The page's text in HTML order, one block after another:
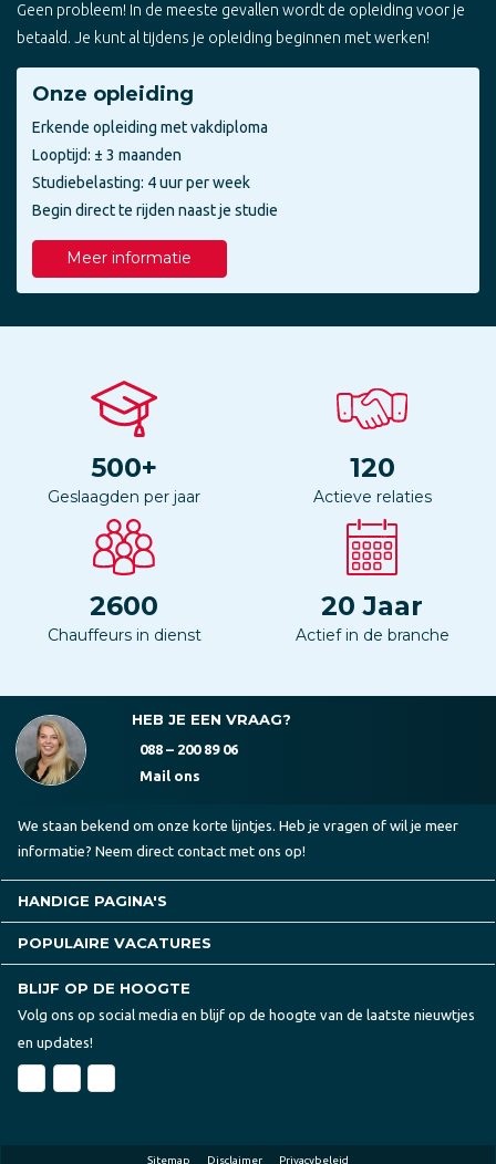
Geen probleem! In de meeste gevallen wordt de opleiding voor je
betaald. Je kunt al tijdens je opleiding beginnen met werken!
Onze opleiding
Erkende opleiding met vakdiploma
Looptijd: ± 3 maanden
Studiebelasting: 4 uur per week
Begin direct te rijden naast je studie
Meer informatie
500+
Geslaagden per jaar
120
Actieve relaties
2600
Chauffeurs in dienst
20 Jaar
Actief in de branche
HEB JE EEN VRAAG?
088 – 200 89 06
Mail ons
We staan bekend om onze korte lijntjes. Heb je vragen of wil je meer
informatie? Neem direct contact met ons op!
HANDIGE PAGINA'S
POPULAIRE VACATURES
BLIJF OP DE HOOGTE
Volg ons op social media en blijf op de hoogte van de laatste nieuwtjes
en updates!
Sitemap Disclaimer Privacybeleid